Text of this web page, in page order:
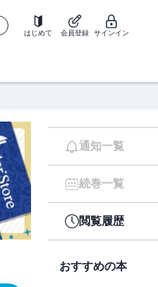
はじめて 会員登録 サインイン
通知一覧
続巻一覧
閲覧履歴
おすすめの本